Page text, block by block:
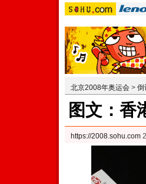
北京2008年奥运会 > 倒
图文：香
https://2008.sohu.com